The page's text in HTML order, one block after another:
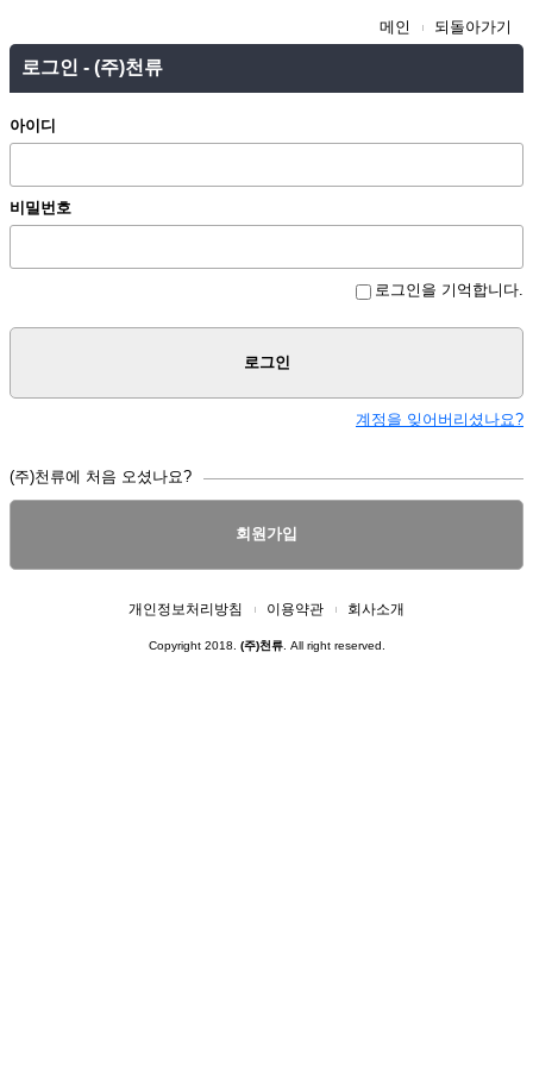
메인 되돌아가기
로그인 - (주)천류
아이디
비밀번호
로그인을 기억합니다.
로그인
계정을 잊어버리셨나요?
(주)천류에 처음 오셨나요?
회원가입
개인정보처리방침 이용약관 회사소개
Copyright 2018. (주)천류. All right reserved.